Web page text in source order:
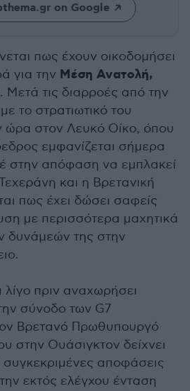
on Google
πως έχουν οικοδομήσει
για την Μέση Ανατολή,
Μετά τις διαρροές από την
το στρατιωτικό του
ώρα στον Λευκό Οίκο, όπου
εμφανίζεται σήμερα
στην απόφαση να εμπλακεί
και η Βρετανική
πως έχει δώσει σαφείς
με περισσότερα μαχητικά
δυνάμεών της στην
πριν αναχωρήσει
σύνοδο των G7
Βρετανό Πρωθυπουργό
στην Ουάσιγκτον δείχνει
αποφάσεις
εκτός ελέγχου ένταση